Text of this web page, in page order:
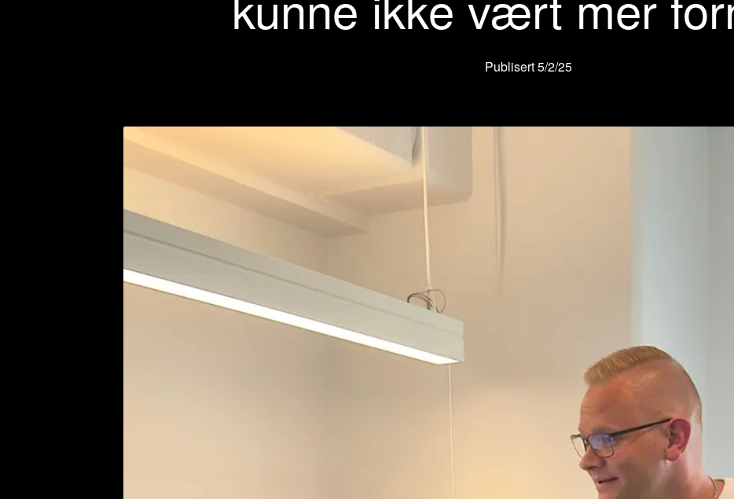
Publisert5/2/25